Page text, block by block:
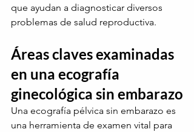
que ayudan a diagnosticar diversos
problemas de salud reproductiva.
Áreas claves examinadas
en una ecografía
ginecológica sin embarazo
Una ecografía pélvica sin embarazo es
una herramienta de examen vital para